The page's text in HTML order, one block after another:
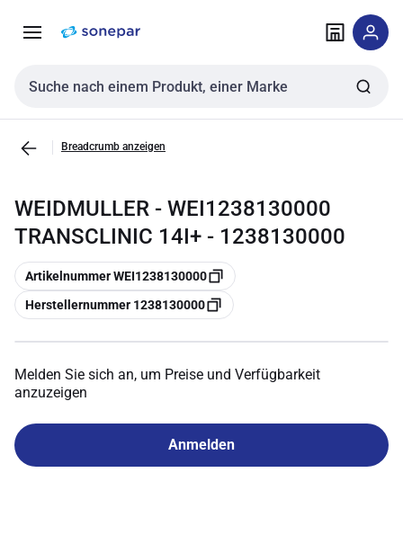
NavigationInhalt
Sucheingabe
Breadcrumb anzeigen
WEIDMULLER - WEI1238130000
TRANSCLINIC 14I+ - 1238130000
Kopieren
Artikelnummer WEI1238130000
Kopieren
Herstellernummer 1238130000
Melden Sie sich an, um Preise und Verfügbarkeit
anzuzeigen
Anmelden